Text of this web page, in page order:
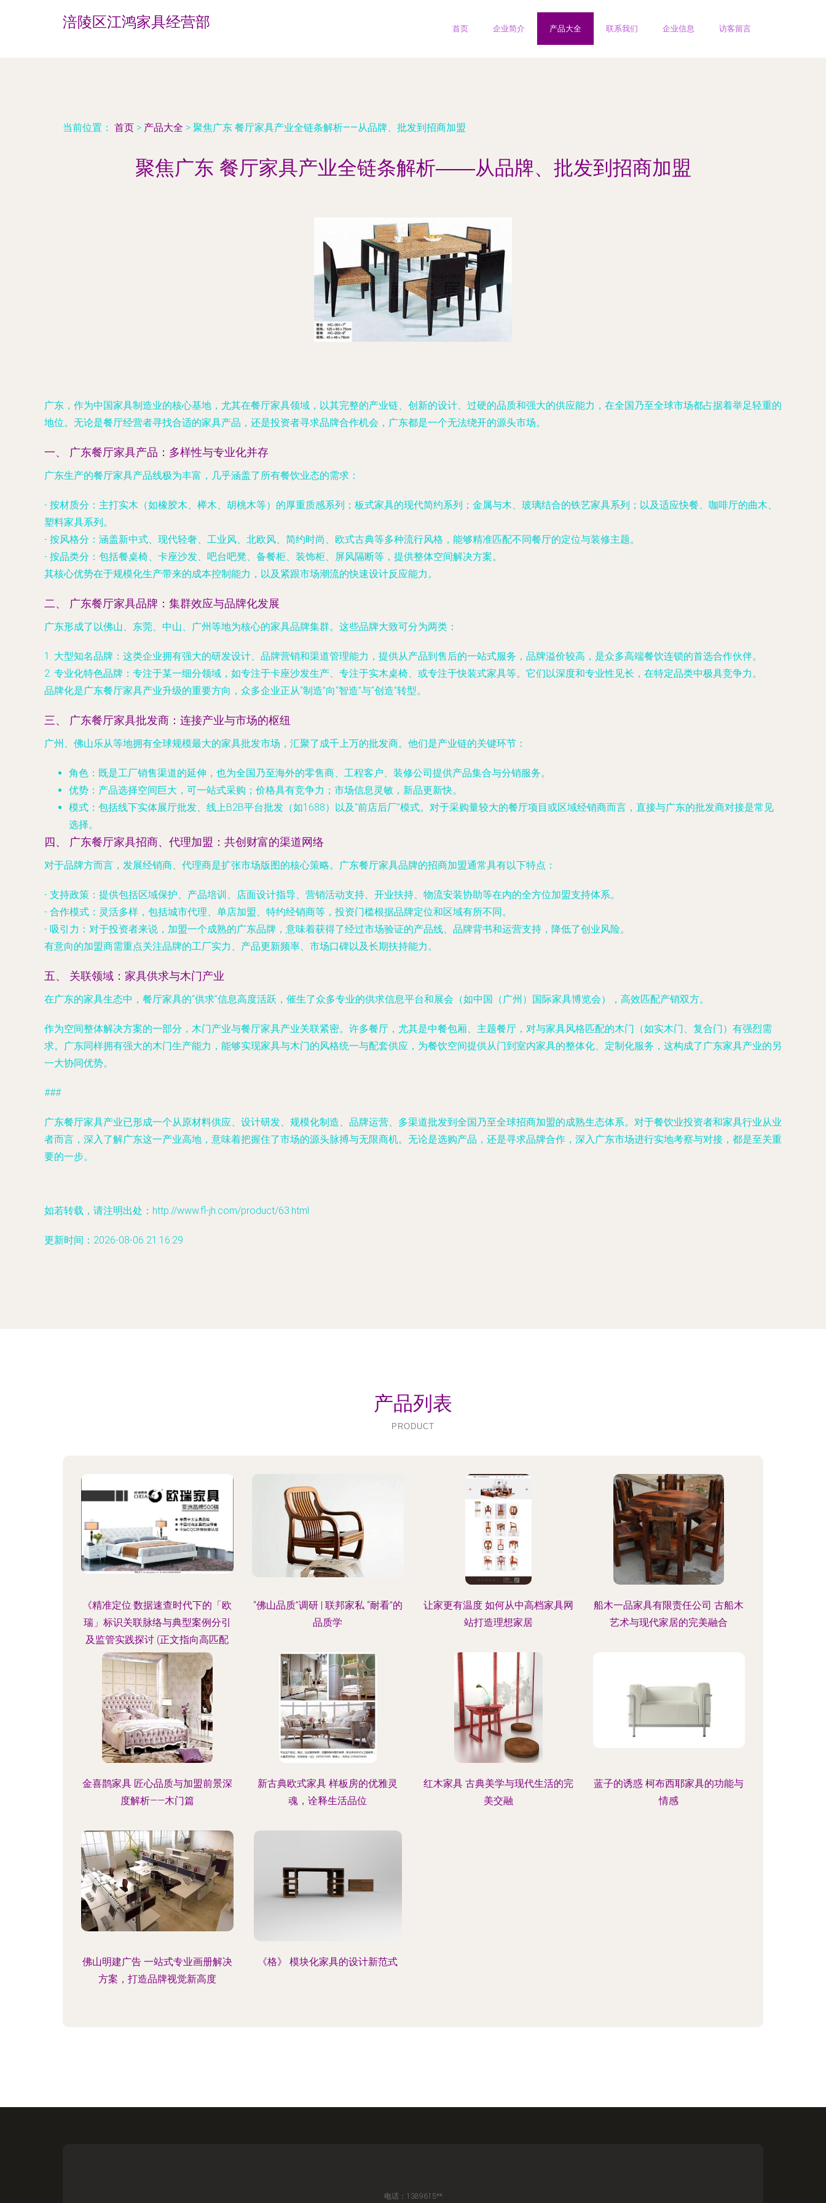
涪陵区江鸿家具经营部 首页 企业简介 产品大全 联系我们 企业信息 访客留言
当前位置： 首页 > 产品大全 > 聚焦广东 餐厅家具产业全链条解析——从品牌、批发到招商加盟
聚焦广东 餐厅家具产业全链条解析——从品牌、批发到招商加盟
广东，作为中国家具制造业的核心基地，尤其在餐厅家具领域，以其完整的产业链、创新的设计、过硬的品质和强大的供应能力，在全国乃至全球市场都占据着举足轻重的
地位。无论是餐厅经营者寻找合适的家具产品，还是投资者寻求品牌合作机会，广东都是一个无法绕开的源头市场。
一、 广东餐厅家具产品：多样性与专业化并存
广东生产的餐厅家具产品线极为丰富，几乎涵盖了所有餐饮业态的需求：
- 按材质分 ：主打实木（如橡胶木、榉木、胡桃木等）的厚重质感系列；板式家具的现代简约系列；金属与木、玻璃结合的铁艺家具系列；以及适应快餐、咖啡厅的曲木、
塑料家具系列。
- 按风格分 ：涵盖新中式、现代轻奢、工业风、北欧风、简约时尚、欧式古典等多种流行风格，能够精准匹配不同餐厅的定位与装修主题。
- 按品类分 ：包括餐桌椅、卡座沙发、吧台吧凳、备餐柜、装饰柜、屏风隔断等，提供整体空间解决方案。
其核心优势在于规模化生产带来的成本控制能力，以及紧跟市场潮流的快速设计反应能力。
二、 广东餐厅家具品牌：集群效应与品牌化发展
广东形成了以佛山、东莞、中山、广州等地为核心的家具品牌集群。这些品牌大致可分为两类：
1. 大型知名品牌 ：这类企业拥有强大的研发设计、品牌营销和渠道管理能力，提供从产品到售后的一站式服务，品牌溢价较高，是众多高端餐饮连锁的首选合作伙伴。
2. 专业化特色品牌 ：专注于某一细分领域，如专注于卡座沙发生产、专注于实木桌椅、或专注于快装式家具等。它们以深度和专业性见长，在特定品类中极具竞争力。
品牌化是广东餐厅家具产业升级的重要方向，众多企业正从“制造”向“智造”与“创造”转型。
三、 广东餐厅家具批发商：连接产业与市场的枢纽
广州、佛山乐从等地拥有全球规模最大的家具批发市场，汇聚了成千上万的批发商。他们是产业链的关键环节：
角色 ：既是工厂销售渠道的延伸，也为全国乃至海外的零售商、工程客户、装修公司提供产品集合与分销服务。
优势 ：产品选择空间巨大，可一站式采购；价格具有竞争力；市场信息灵敏，新品更新快。
模式 ：包括线下实体展厅批发、线上B2B平台批发（如1688）以及“前店后厂”模式。对于采购量较大的餐厅项目或区域经销商而言，直接与广东的批发商对接是常见
选择。
四、 广东餐厅家具招商、代理加盟：共创财富的渠道网络
对于品牌方而言，发展经销商、代理商是扩张市场版图的核心策略。广东餐厅家具品牌的招商加盟通常具有以下特点：
- 支持政策 ：提供包括区域保护、产品培训、店面设计指导、营销活动支持、开业扶持、物流安装协助等在内的全方位加盟支持体系。
- 合作模式 ：灵活多样，包括城市代理、单店加盟、特约经销商等，投资门槛根据品牌定位和区域有所不同。
- 吸引力 ：对于投资者来说，加盟一个成熟的广东品牌，意味着获得了经过市场验证的产品线、品牌背书和运营支持，降低了创业风险。
有意向的加盟商需重点关注品牌的工厂实力、产品更新频率、市场口碑以及长期扶持能力。
五、 关联领域：家具供求与木门产业
在广东的家具生态中，餐厅家具的“供求”信息高度活跃，催生了众多专业的供求信息平台和展会（如中国（广州）国际家具博览会），高效匹配产销双方。
作为空间整体解决方案的一部分， 木门产业与餐厅家具产业关联紧密。许多餐厅，尤其是中餐包厢、主题餐厅，对与家具风格匹配的木门（如实木门、复合门）有强烈需
求。广东同样拥有强大的木门生产能力，能够实现家具与木门的风格统一与配套供应，为餐饮空间提供从门到室内家具的整体化、定制化服务，这构成了广东家具产业的另
一大协同优势。
###
广东餐厅家具产业已形成一个从原材料供应、设计研发、规模化制造、品牌运营、多渠道批发到全国乃至全球招商加盟的成熟生态体系。对于餐饮业投资者和家具行业从业
者而言，深入了解广东这一产业高地，意味着把握住了市场的源头脉搏与无限商机。无论是选购产品，还是寻求品牌合作，深入广东市场进行实地考察与对接，都是至关重
要的一步。
如若转载，请注明出处：http://www.fl-jh.com/product/63.html
更新时间：2026-08-06 21:16:29
产品列表
PRODUCT
《精准定位·数据速查时代下的「欧
瑞」标识关联脉络与典型案例分引
及监管实践探讨 (正文指向高匹配
解析)」
“佛山品质”调研 | 联邦家私 “耐看”的
品质学
让家更有温度 如何从中高档家具网
站打造理想家居
船木一品家具有限责任公司 古船木
艺术与现代家居的完美融合
金喜鹊家具 匠心品质与加盟前景深
度解析——木门篇
新古典欧式家具 样板房的优雅灵
魂，诠释生活品位
红木家具 古典美学与现代生活的完
美交融
蓝子的诱惑 柯布西耶家具的功能与
情感
佛山明建广告 一站式专业画册解决
方案，打造品牌视觉新高度
《格》 模块化家具的设计新范式
电话：1389615**